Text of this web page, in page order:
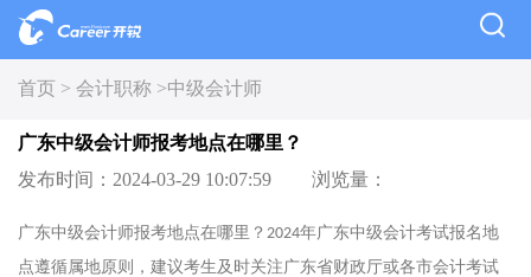
首页 > 会计职称 >中级会计师
广东中级会计师报考地点在哪里？
发布时间：2024-03-29 10:07:59
浏览量：
广东中级会计师报考地点在哪里？ 2024年广东中级会计考试报名地
点遵循属地原则，建议考生及时关注广东省财政厅或各市会计考试